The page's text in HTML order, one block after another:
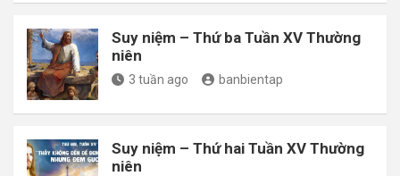
Suy niệm – Thứ ba Tuần XV Thường
niên
3 tuần ago banbientap
Suy niệm – Thứ hai Tuần XV Thường
niên